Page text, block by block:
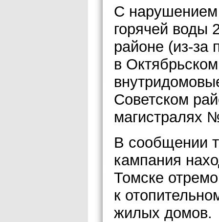
С нарушением
горячей воды
районе (из-за
в
Советском
магистралях
В сообщении
кампания
Томске
к
жилых домов.